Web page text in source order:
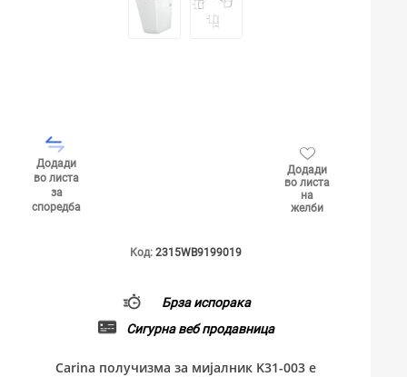
Додади
во листа
за
споредба
Додади
во листа
на
желби
Код: 2315WB9199019
Брза испорака
Сигурна веб продавница
Carina получизма за мијалник K31-003 е